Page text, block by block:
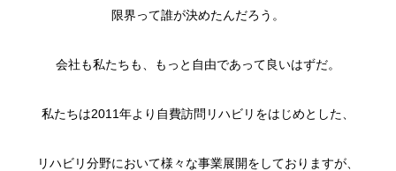
限界って誰が決めたんだろう。
会社も私たちも、もっと自由であって良いはずだ。
私たちは2011年より自費訪問リハビリをはじめとした、
リハビリ分野において様々な事業展開をしておりますが、